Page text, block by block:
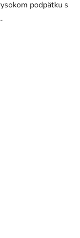
podpätku s